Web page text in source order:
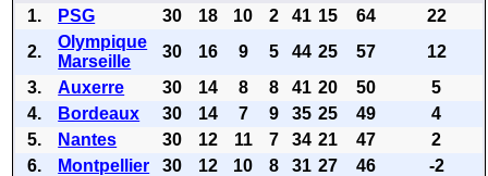
1. PSG 30 18 10 2 41 15 64
22
2.
Olympique
Marseille
30 16 9 5 44 25 57
12
3.
Auxerre 30 14 8 8 41 20 50
5
4.
Bordeaux 30 14 7 9 35 25 49
4
5.
Nantes 30 12 11 7 34 21 47
2
6.
Montpellier 30 12 10 8 31 27 46
-2